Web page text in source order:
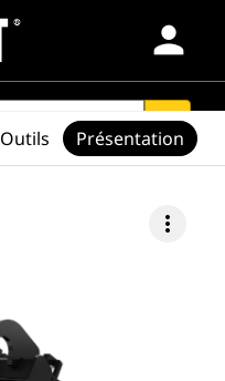
person
search
more_vert
Outils Présentation